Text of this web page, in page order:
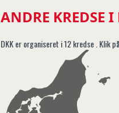
ANDRE KREDSE I
DKK er organiseret i 12 kredse . Klik